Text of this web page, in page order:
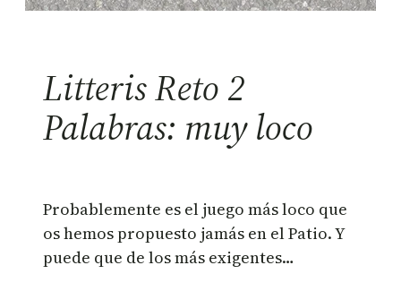
Litteris Reto 2
Palabras: muy loco
Probablemente es el juego más loco que
os hemos propuesto jamás en el Patio. Y
puede que de los más exigentes…